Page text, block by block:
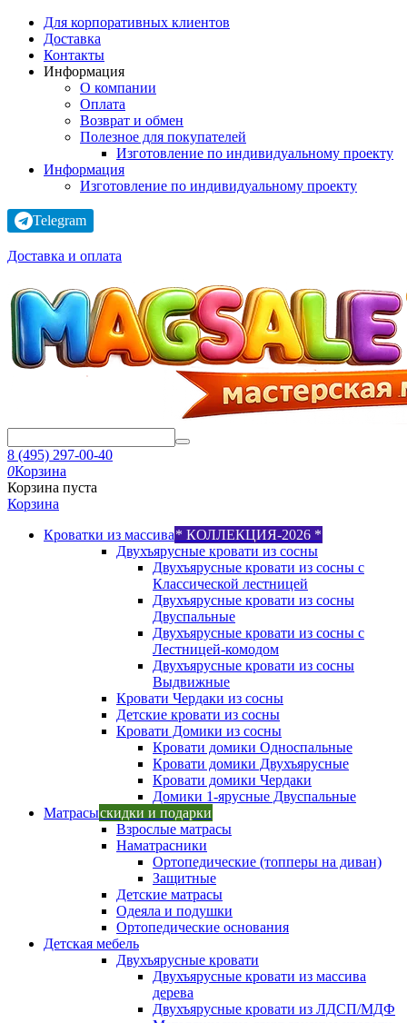
Для корпоративных клиентов
Доставка
Контакты
Информация
О компании
Оплата
Возврат и обмен
Полезное для покупателей
Изготовление по индивидуальному проекту
Информация
Изготовление по индивидуальному проекту
Telegram
Доставка и оплата
8 (495) 297-00-40
0Корзина
Корзина пуста
Корзина
Кроватки из массива* КОЛЛЕКЦИЯ-2026 *
Двухъярусные кровати из сосны
Двухъярусные кровати из сосны с
Классической лестницей
Двухъярусные кровати из сосны
Двуспальные
Двухъярусные кровати из сосны с
Лестницей-комодом
Двухъярусные кровати из сосны
Выдвижные
Кровати Чердаки из сосны
Детские кровати из сосны
Кровати Домики из сосны
Кровати домики Односпальные
Кровати домики Двухъярусные
Кровати домики Чердаки
Домики 1-ярусные Двуспальные
Матрасыскидки и подарки
Взрослые матрасы
Наматрасники
Ортопедические (топперы на диван)
Защитные
Детские матрасы
Одеяла и подушки
Ортопедические основания
Детская мебель
Двухъярусные кровати
Двухъярусные кровати из массива
дерева
Двухъярусные кровати из ЛДСП/МДФ